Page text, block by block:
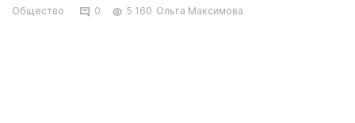
Общество 0 5 160 Ольга Максимова